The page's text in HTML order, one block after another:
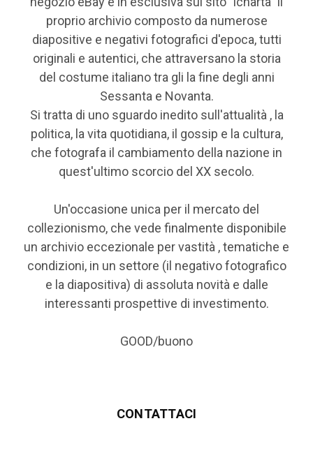
proprio archivio composto da numerose
diapositive e negativi fotografici d'epoca, tutti
originali e autentici, che attraversano la storia
del costume italiano tra gli la fine degli anni
Sessanta e Novanta.
Si tratta di uno sguardo inedito sull'attualità , la
politica, la vita quotidiana, il gossip e la cultura,
che fotografa il cambiamento della nazione in
quest'ultimo scorcio del XX secolo.
Un'occasione unica per il mercato del
collezionismo, che vede finalmente disponibile
un archivio eccezionale per vastità , tematiche e
condizioni, in un settore (il negativo fotografico
e la diapositiva) di assoluta novità e dalle
interessanti prospettive di investimento.
GOOD/buono
CONTATTACI